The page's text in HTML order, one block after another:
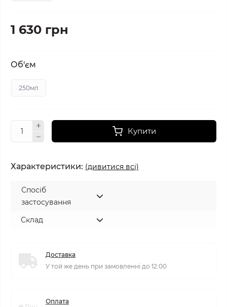
1 630 грн
Об'єм
250мл
Купити
Характеристики: (дивитися всі)
Спосіб
застосування
Склад
Доставка
У той же день при замовленні до 12:00
Оплата